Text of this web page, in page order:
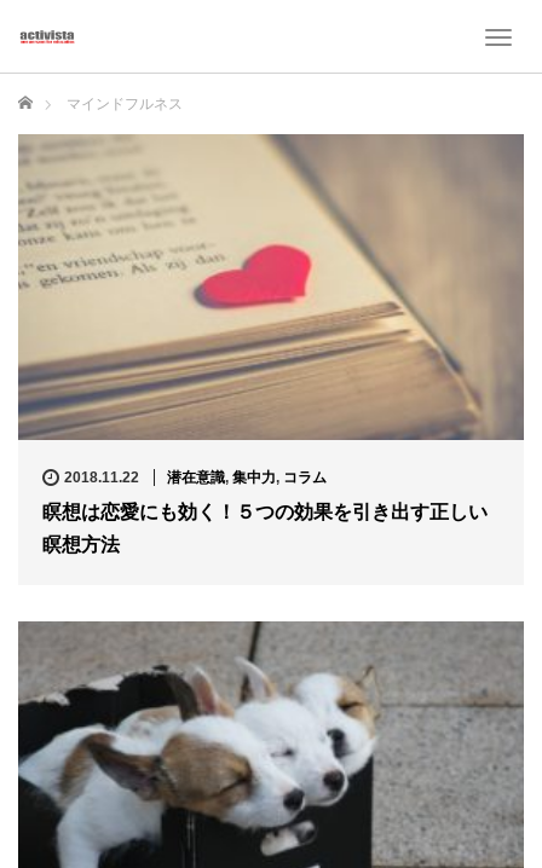
T
l
ホーム マインドフルネス
2018.11.22 潜在意識, 集中力, コラム
瞑想は恋愛にも効く！５つの効果を引き出す正しい
瞑想方法